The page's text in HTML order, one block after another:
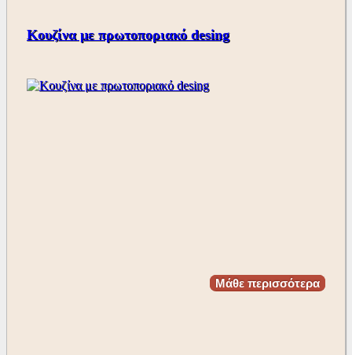
Κουζίνα με πρωτοποριακό desing
Μάθε περισσότερα